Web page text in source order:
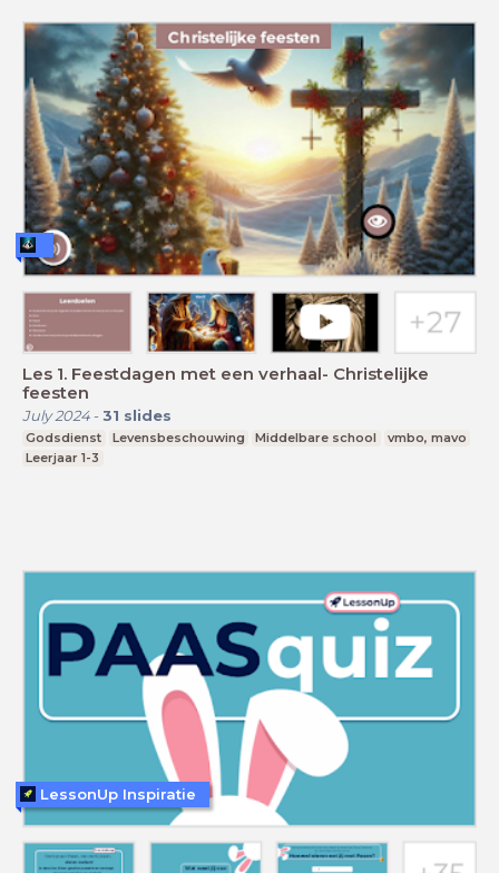
Les 1. Feestdagen met een verhaal- Christelijke
feesten
July 2024- 31 slides
Godsdienst Levensbeschouwing Middelbare school
vmbo, mavo
Leerjaar 1-3
LessonUp Inspiratie